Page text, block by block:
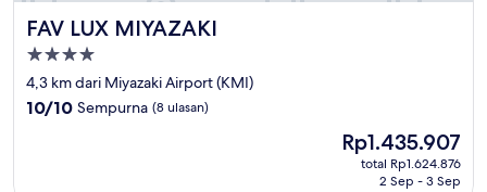
FAV LUX MIYAZAKI
FAV LUX MIYAZAKI
Properti
bintang
4.0
4,3 km dari Miyazaki Airport (KMI)
10.0
10/10 Sempurna (8 ulasan)
Harga
sekarang
Rp1.435.907
Rp1.435.907
total Rp1.624.876
2 Sep - 3 Sep